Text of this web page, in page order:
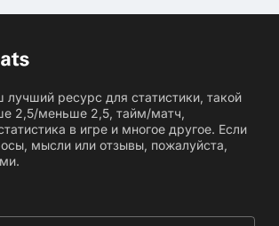
лучший ресурс для статистики, такой
2,5/меньше 2,5, тайм/матч,
в игре и многое другое. Если
мысли или отзывы, пожалуйста,